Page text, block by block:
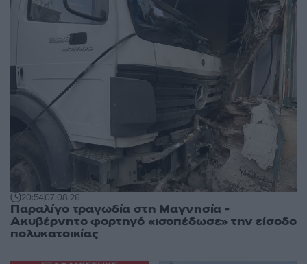
20:5407.08.26
Παραλίγο τραγωδία στη Μαγνησία -
Ακυβέρνητο φορτηγό «ισοπέδωσε» την είσοδο
πολυκατοικίας